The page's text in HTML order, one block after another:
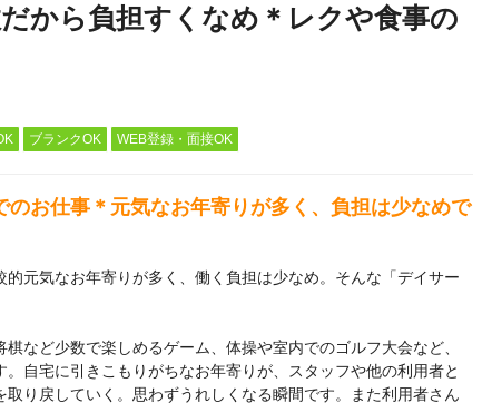
だから負担すくなめ＊レクや食事の
ブランクOK WEB登録・面接OK
のお仕事＊元気なお年寄りが多く、負担は少なめで
的元気なお年寄りが多く、働く負担は少なめ。そんな「デイサー
など少数で楽しめるゲーム、体操や室内でのゴルフ大会など、
自宅に引きこもりがちなお年寄りが、スタッフや他の利用者と
り戻していく。思わずうれしくなる瞬間です。また利用者さん